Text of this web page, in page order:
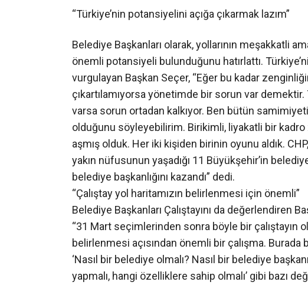
“Türkiye’nin potansiyelini açığa çıkarmak lazım”
Belediye Başkanları olarak, yollarının meşakkatli
önemli potansiyeli bulunduğunu hatırlattı.
vurgulayan Başkan Seçer, “Eğer bu kadar
çıkartılamıyorsa yönetimde bir sorun var
varsa sorun ortadan kalkıyor. Ben bütün
olduğunu söyleyebilirim. Birikimli, liyakatli bir
aşmış olduk. Her iki kişiden birinin oyunu aldık.
yakın nüfusunun yaşadığı 11 Büyükşehir’in
belediye başkanlığını kazandı” dedi.
“Çalıştay yol haritamızın belirlenmesi için önemli”
Belediye Başkanları Çalıştayını da değerlendiren
“31 Mart seçimlerinden sonra böyle bir çalıştayın
belirlenmesi açısından önemli bir çalışma. Burada
‘Nasıl bir belediye olmalı? Nasıl bir belediye
yapmalı, hangi özelliklere sahip olmalı’ gibi bazı